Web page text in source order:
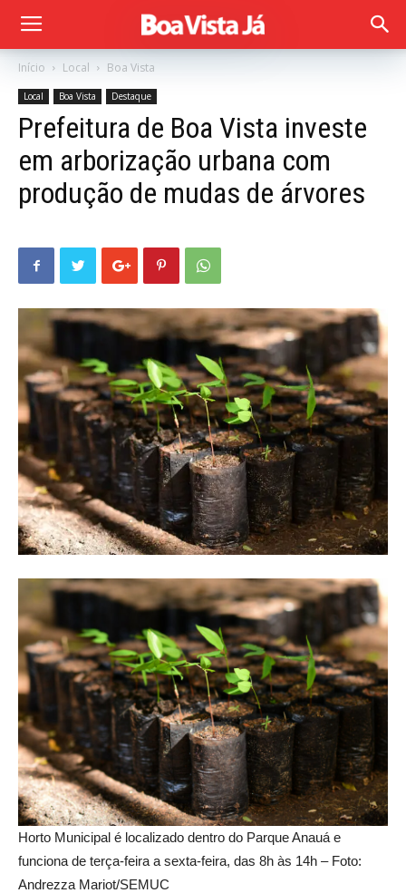
Início Local Boa Vista
Local Boa Vista Destaque
Prefeitura de Boa Vista investe
em arborização urbana com
produção de mudas de árvores
Horto Municipal é localizado dentro do Parque Anauá e
funciona de terça-feira a sexta-feira, das 8h às 14h – Foto:
Andrezza Mariot/SEMUC